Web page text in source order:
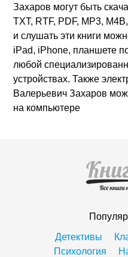
Захаров могут быть
TXT, RTF, PDF, MP3,
и слушать эти книги
iPad, iPhone, планшете
любой
устройствах. Также
Валерьевич Захаров
на компьютере
Детективы
Психология